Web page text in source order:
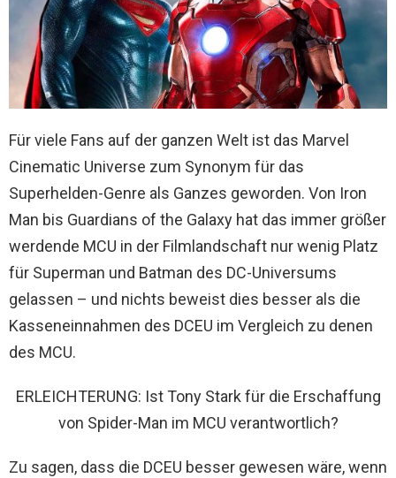
Für viele Fans auf der ganzen Welt ist das Marvel
Cinematic Universe zum Synonym für das
Superhelden-Genre als Ganzes geworden. Von Iron
Man bis Guardians of the Galaxy hat das immer größer
werdende MCU in der Filmlandschaft nur wenig Platz
für Superman und Batman des DC-Universums
gelassen – und nichts beweist dies besser als die
Kasseneinnahmen des DCEU im Vergleich zu denen
des MCU.
ERLEICHTERUNG: Ist Tony Stark für die Erschaffung
von Spider-Man im MCU verantwortlich?
Zu sagen, dass die DCEU besser gewesen wäre, wenn